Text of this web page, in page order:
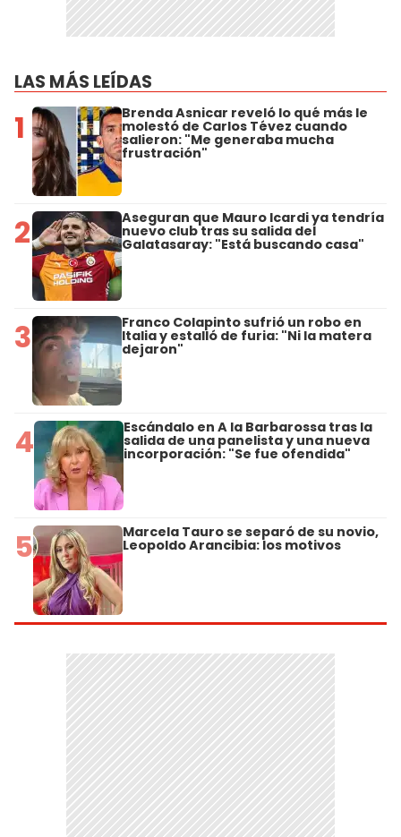
LAS MÁS LEÍDAS
1 Brenda Asnicar reveló lo qué más le
molestó de Carlos Tévez cuando
salieron: "Me generaba mucha
frustración"
2 Aseguran que Mauro Icardi ya tendría
nuevo club tras su salida del
Galatasaray: "Está buscando casa"
3 Franco Colapinto sufrió un robo en
Italia y estalló de furia: "Ni la matera
dejaron"
4 Escándalo en A la Barbarossa tras la
salida de una panelista y una nueva
incorporación: "Se fue ofendida"
5 Marcela Tauro se separó de su novio,
Leopoldo Arancibia: los motivos